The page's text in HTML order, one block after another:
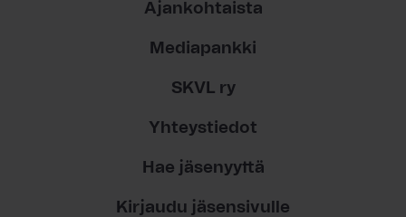
Ajankohtaista
Mediapankki
SKVL ry
Yhteystiedot
Hae jäsenyyttä
Kirjaudu jäsensivulle